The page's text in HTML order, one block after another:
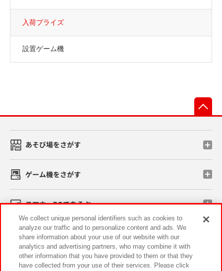
入荷プライズ
設置ゲーム機
あそび場をさがす
ゲーム機をさがす
スマホ・PCであそぶ
イベント・キャンペーン
We collect unique personal identifiers such as cookies to
analyze our traffic and to personalize content and ads. We
share information about your use of our website with our
analytics and advertising partners, who may combine it with
other information that you have provided to them or that they
have collected from your use of their services. Please click